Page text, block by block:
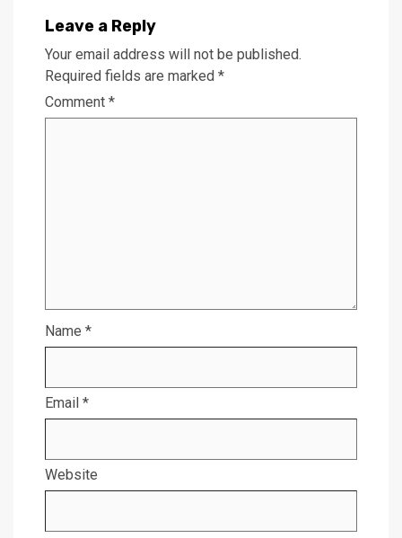
Leave a Reply
Your email address will not be published.
Required fields are marked *
Comment *
Name *
Email *
Website